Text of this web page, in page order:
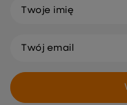
Twoje imię
Twój email